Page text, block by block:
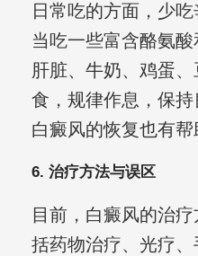
日常吃的方面，少
当吃一些富含酪氨
肝脏、牛奶、鸡蛋
食，规律作息，保
白癜风的恢复也有帮
6. 治疗方法与误区
目前，白癜风的治
括药物治疗、光疗